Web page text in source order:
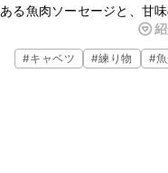
ある魚肉ソーセージと、甘
けのうどんがよく合い、お
#キャベツ #練り物 #